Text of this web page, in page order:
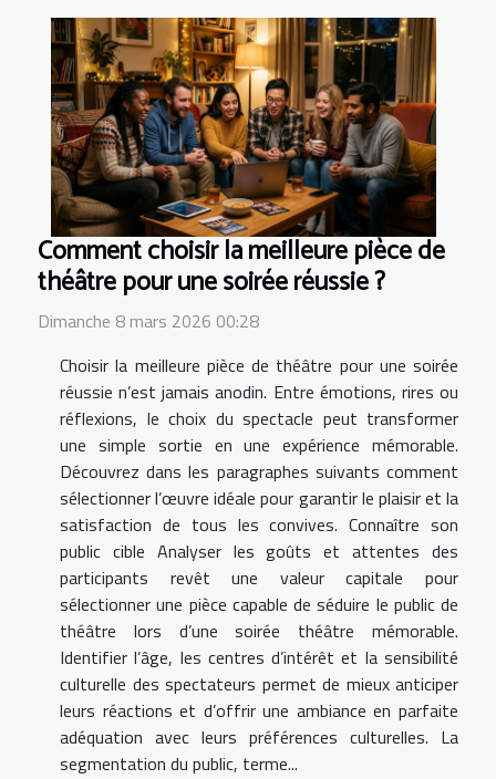
Comment choisir la meilleure pièce de
théâtre pour une soirée réussie ?
Dimanche 8 mars 2026 00:28
Choisir la meilleure pièce de théâtre pour une soirée
réussie n’est jamais anodin. Entre émotions, rires ou
réflexions, le choix du spectacle peut transformer
une simple sortie en une expérience mémorable.
Découvrez dans les paragraphes suivants comment
sélectionner l’œuvre idéale pour garantir le plaisir et la
satisfaction de tous les convives. Connaître son
public cible Analyser les goûts et attentes des
participants revêt une valeur capitale pour
sélectionner une pièce capable de séduire le public de
théâtre lors d’une soirée théâtre mémorable.
Identifier l’âge, les centres d’intérêt et la sensibilité
culturelle des spectateurs permet de mieux anticiper
leurs réactions et d’offrir une ambiance en parfaite
adéquation avec leurs préférences culturelles. La
segmentation du public, terme...